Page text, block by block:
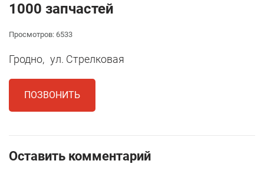
1000 запчастей
Просмотров: 6533
Гродно, ул. Стрелковая
ПОЗВОНИТЬ
Оставить комментарий